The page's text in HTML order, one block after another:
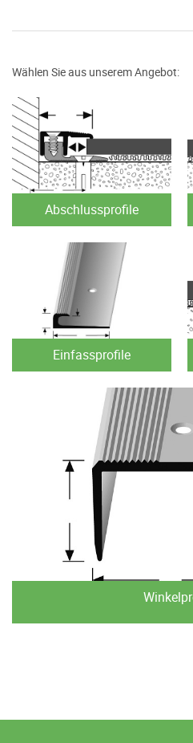
Wählen Sie aus unserem Angebot:
Abschlussprofile
Einfassprofile